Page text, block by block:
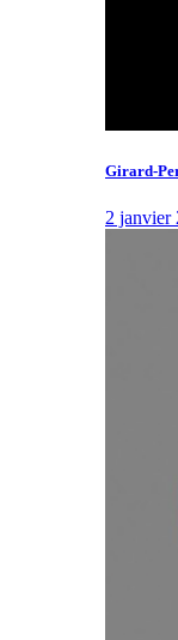
Girard-
2 janvier